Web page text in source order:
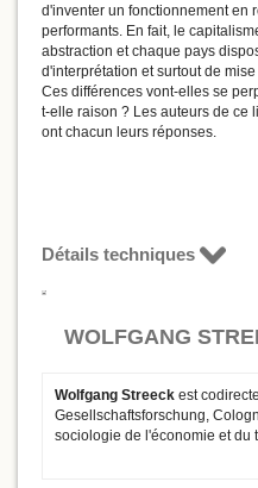
d'inventer un fonctionnement en
performants. En fait, le
abstraction et chaque pays
d'interprétation et surtout de
Ces différences vont-elles se
t-elle raison ? Les auteurs de ce
ont chacun leurs réponses.
Détails techniques
WOLFGANG
Wolfgang Streeck est
Gesellschaftsforschung,
sociologie de l'économie et du